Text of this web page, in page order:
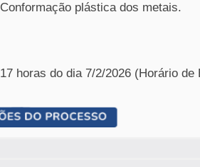
plástica dos metais.
horas do dia 7/2/2026 (Horário de